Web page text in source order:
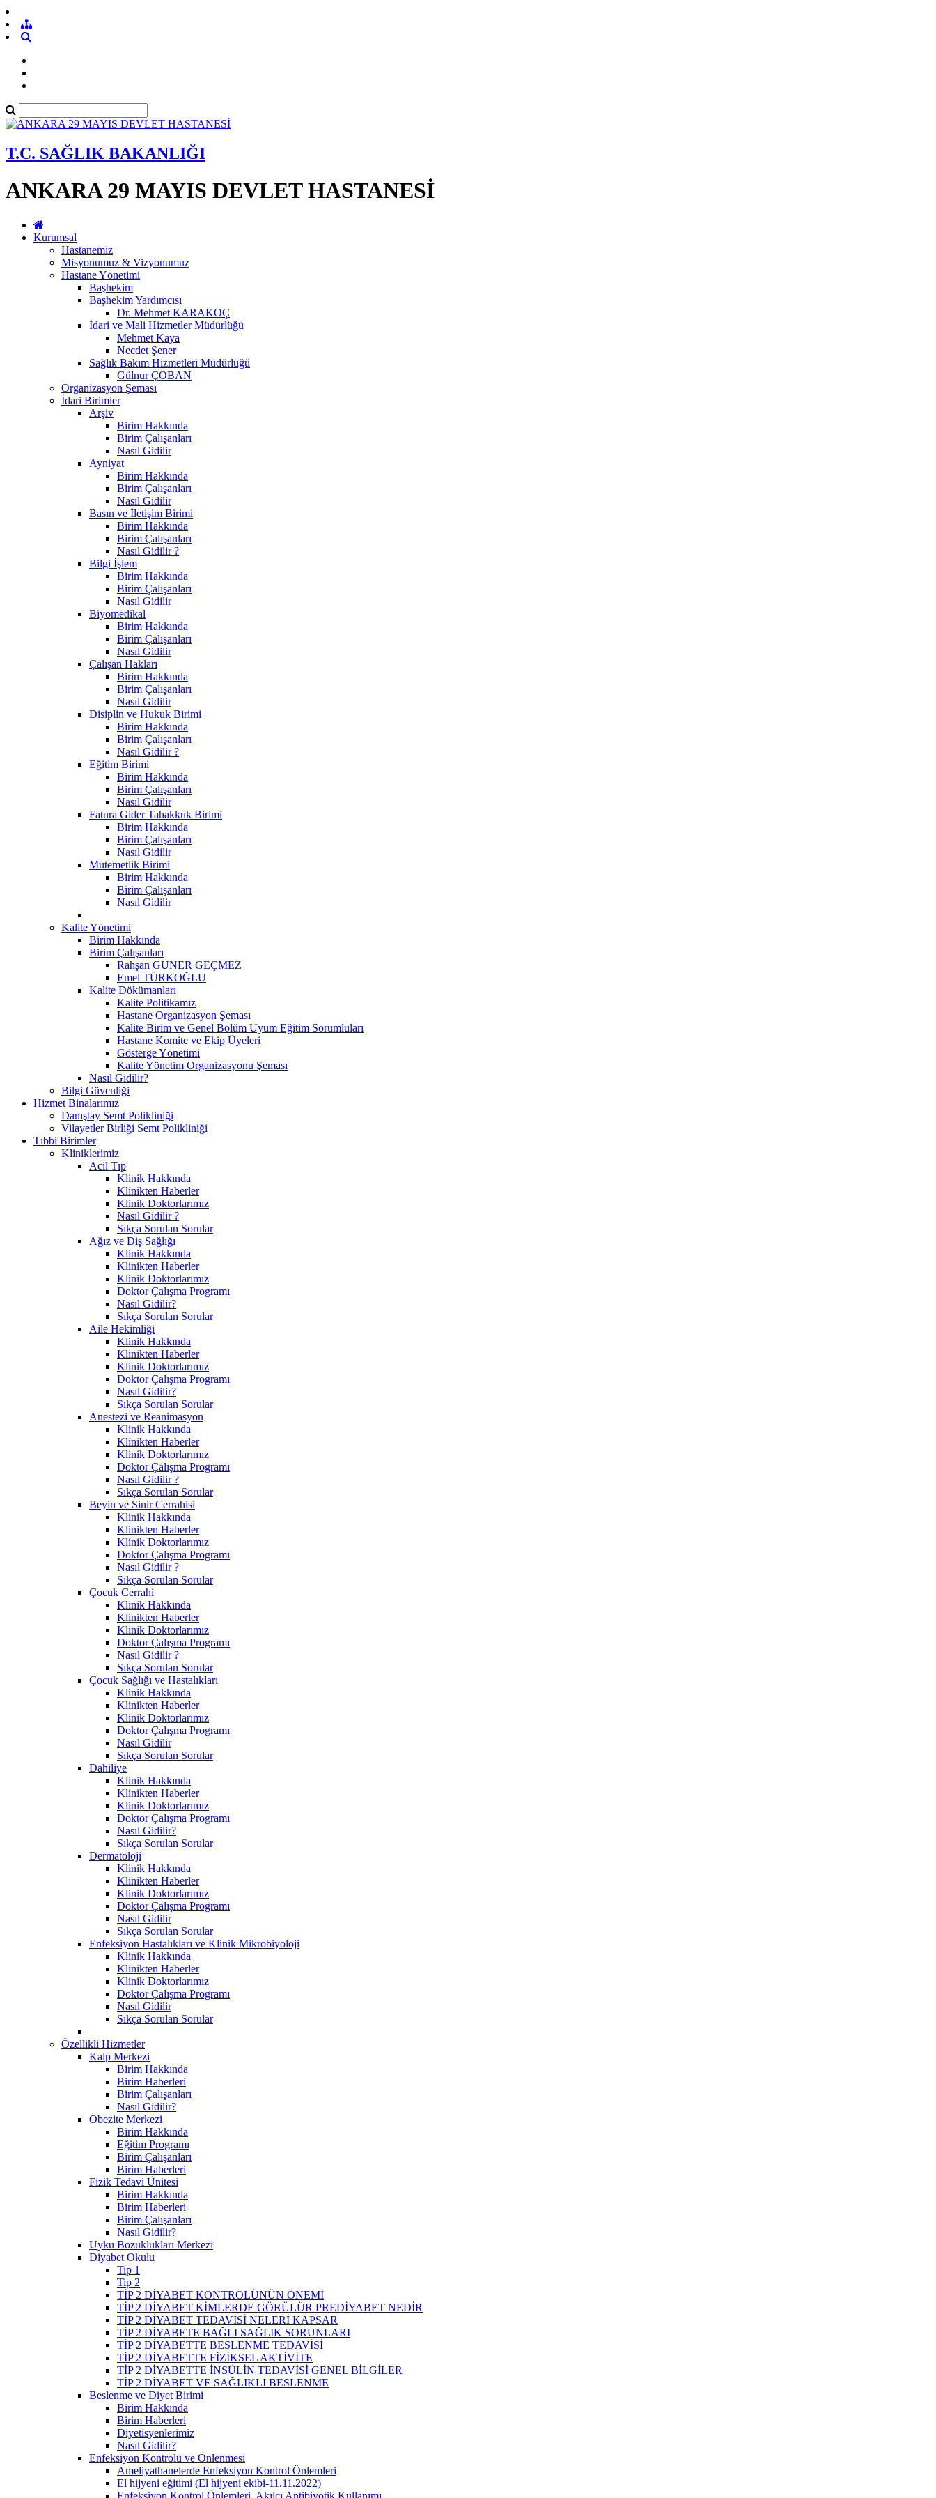
T.C. SAĞLIK BAKANLIĞI
ANKARA 29 MAYIS DEVLET HASTANESİ
Kurumsal
Hastanemiz
Misyonumuz & Vizyonumuz
Hastane Yönetimi
Başhekim
Başhekim Yardımcısı
Dr. Mehmet KARAKOÇ
İdari ve Mali Hizmetler Müdürlüğü
Mehmet Kaya
Necdet Şener
Sağlık Bakım Hizmetleri Müdürlüğü
Gülnur ÇOBAN
Organizasyon Şeması
İdari Birimler
Arşiv
Birim Hakkında
Birim Çalışanları
Nasıl Gidilir
Ayniyat
Birim Hakkında
Birim Çalışanları
Nasıl Gidilir
Basın ve İletişim Birimi
Birim Hakkında
Birim Çalışanları
Nasıl Gidilir ?
Bilgi İşlem
Birim Hakkında
Birim Çalışanları
Nasıl Gidilir
Biyomedikal
Birim Hakkında
Birim Çalışanları
Nasıl Gidilir
Çalışan Hakları
Birim Hakkında
Birim Çalışanları
Nasıl Gidilir
Disiplin ve Hukuk Birimi
Birim Hakkında
Birim Çalışanları
Nasıl Gidilir ?
Eğitim Birimi
Birim Hakkında
Birim Çalışanları
Nasıl Gidilir
Fatura Gider Tahakkuk Birimi
Birim Hakkında
Birim Çalışanları
Nasıl Gidilir
Mutemetlik Birimi
Birim Hakkında
Birim Çalışanları
Nasıl Gidilir
Kalite Yönetimi
Birim Hakkında
Birim Çalışanları
Rahşan GÜNER GEÇMEZ
Emel TÜRKOĞLU
Kalite Dökümanları
Kalite Politikamız
Hastane Organizasyon Şeması
Kalite Birim ve Genel Bölüm Uyum Eğitim Sorumluları
Hastane Komite ve Ekip Üyeleri
Gösterge Yönetimi
Kalite Yönetim Organizasyonu Şeması
Nasıl Gidilir?
Bilgi Güvenliği
Hizmet Binalarımız
Danıştay Semt Polikliniği
Vilayetler Birliği Semt Polikliniği
Tıbbi Birimler
Kliniklerimiz
Acil Tıp
Klinik Hakkında
Klinikten Haberler
Klinik Doktorlarımız
Nasıl Gidilir ?
Sıkça Sorulan Sorular
Ağız ve Diş Sağlığı
Klinik Hakkında
Klinikten Haberler
Klinik Doktorlarımız
Doktor Çalışma Programı
Nasıl Gidilir?
Sıkça Sorulan Sorular
Aile Hekimliği
Klinik Hakkında
Klinikten Haberler
Klinik Doktorlarımız
Doktor Çalışma Programı
Nasıl Gidilir?
Sıkça Sorulan Sorular
Anestezi ve Reanimasyon
Klinik Hakkında
Klinikten Haberler
Klinik Doktorlarımız
Doktor Çalışma Programı
Nasıl Gidilir ?
Sıkça Sorulan Sorular
Beyin ve Sinir Cerrahisi
Klinik Hakkında
Klinikten Haberler
Klinik Doktorlarımız
Doktor Çalışma Programı
Nasıl Gidilir ?
Sıkça Sorulan Sorular
Çocuk Cerrahi
Klinik Hakkında
Klinikten Haberler
Klinik Doktorlarımız
Doktor Çalışma Programı
Nasıl Gidilir ?
Sıkça Sorulan Sorular
Çocuk Sağlığı ve Hastalıkları
Klinik Hakkında
Klinikten Haberler
Klinik Doktorlarımız
Doktor Çalışma Programı
Nasıl Gidilir
Sıkça Sorulan Sorular
Dahiliye
Klinik Hakkında
Klinikten Haberler
Klinik Doktorlarımız
Doktor Çalışma Programı
Nasıl Gidilir?
Sıkça Sorulan Sorular
Dermatoloji
Klinik Hakkında
Klinikten Haberler
Klinik Doktorlarımız
Doktor Çalışma Programı
Nasıl Gidilir
Sıkça Sorulan Sorular
Enfeksiyon Hastalıkları ve Klinik Mikrobiyoloji
Klinik Hakkında
Klinikten Haberler
Klinik Doktorlarımız
Doktor Çalışma Programı
Nasıl Gidilir
Sıkça Sorulan Sorular
Özellikli Hizmetler
Kalp Merkezi
Birim Hakkında
Birim Haberleri
Birim Çalışanları
Nasıl Gidilir?
Obezite Merkezi
Birim Hakkında
Eğitim Programı
Birim Çalışanları
Birim Haberleri
Fizik Tedavi Ünitesi
Birim Hakkında
Birim Haberleri
Birim Çalışanları
Nasıl Gidilir?
Uyku Bozuklukları Merkezi
Diyabet Okulu
Tip 1
Tip 2
TİP 2 DİYABET KONTROLÜNÜN ÖNEMİ
TİP 2 DİYABET KİMLERDE GÖRÜLÜR PREDİYABET NEDİR
TİP 2 DİYABET TEDAVİSİ NELERİ KAPSAR
TİP 2 DİYABETE BAĞLI SAĞLIK SORUNLARI
TİP 2 DİYABETTE BESLENME TEDAVİSİ
TİP 2 DİYABETTE FİZİKSEL AKTİVİTE
TİP 2 DİYABETTE İNSÜLİN TEDAVİSİ GENEL BİLGİLER
TİP 2 DİYABET VE SAĞLIKLI BESLENME
Beslenme ve Diyet Birimi
Birim Hakkında
Birim Haberleri
Diyetisyenlerimiz
Nasıl Gidilir?
Enfeksiyon Kontrolü ve Önlenmesi
Ameliyathanelerde Enfeksiyon Kontrol Önlemleri
El hijyeni eğitimi (El hijyeni ekibi-11.11.2022)
Enfeksiyon Kontrol Önlemleri, Akılcı Antibiyotik Kullanımı